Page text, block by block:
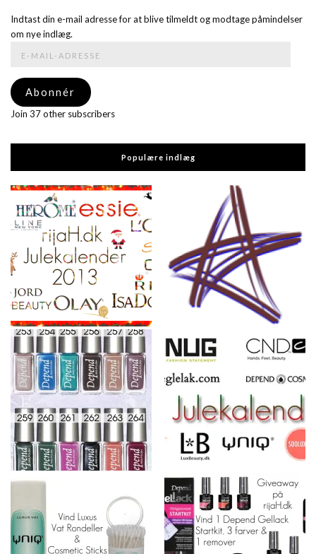
Indtast din e-mail adresse for at blive tilmeldt og modtage påmindelser
om nye indlæg.
adresse
Abonnér
Join 37 other subscribers
Populære indlæg